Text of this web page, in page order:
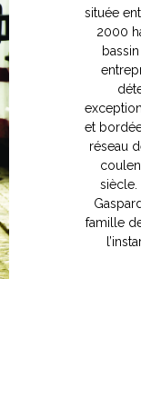
située
2000
et
réseau
siècle.
famille